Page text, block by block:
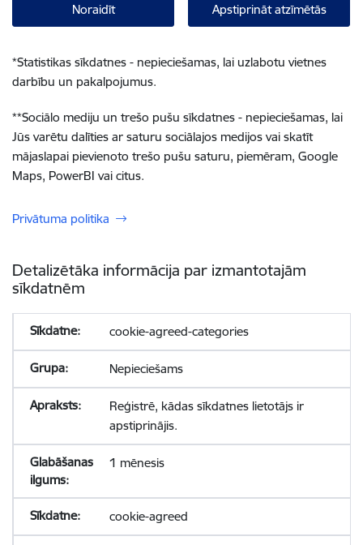
Noraidīt Apstiprināt atzīmētās
*Statistikas sīkdatnes - nepieciešamas, lai uzlabotu vietnes
darbību un pakalpojumus.
**Sociālo mediju un trešo pušu sīkdatnes - nepieciešamas, lai
Jūs varētu dalīties ar saturu sociālajos medijos vai skatīt
mājaslapai pievienoto trešo pušu saturu, piemēram, Google
Maps, PowerBI vai citus.
Privātuma politika
Detalizētāka informācija par izmantotajām
sīkdatnēm
cookie-agreed-categories
Nepieciešams
Reģistrē, kādas sīkdatnes lietotājs ir
apstiprinājis.
1 mēnesis
cookie-agreed